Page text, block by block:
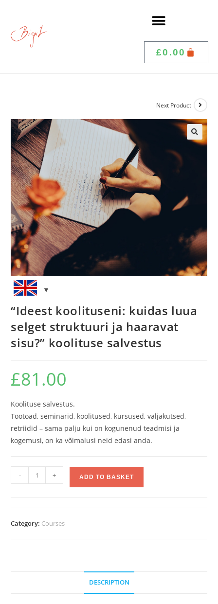
£0.00
Next Product
“Ideest koolituseni: kuidas luua
selget struktuuri ja haaravat
sisu?” koolituse salvestus
£81.00
Koolituse salvestus.
Töötoad, seminarid, koolitused, kursused, väljakutsed,
retriidid – sama palju kui on kogunenud teadmisi ja
kogemusi, on ka võimalusi neid edasi anda.
- + ADD TO BASKET
Category: Courses
DESCRIPTION